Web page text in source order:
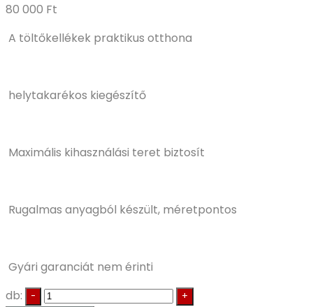
80 000 Ft
A töltőkellékek praktikus otthona
helytakarékos kiegészítő
Maximális kihasználási teret biztosít
Rugalmas anyagból készült, méretpontos
Gyári garanciát nem érinti
db: